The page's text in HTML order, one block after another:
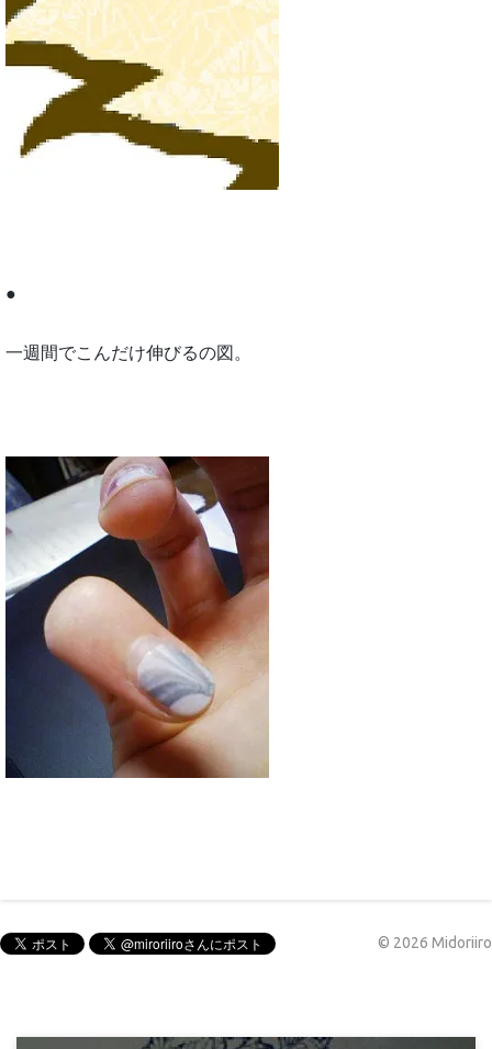
●
一週間でこんだけ伸びるの図。
© 2026 Midoriiro